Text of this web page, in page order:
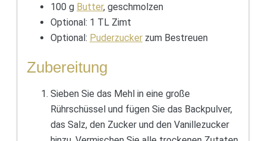
100 g Butter, geschmolzen
Optional: 1 TL Zimt
Optional: Puderzuckerzum Bestreuen
Zubereitung
Sieben Sie das Mehl in eine große
Rührschüssel und fügen Sie das Backpulver,
das Salz, den Zucker und den Vanillezucker